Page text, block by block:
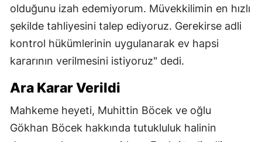
olduğunu izah edemiyorum. Müvekkilimin en hızlı
şekilde tahliyesini talep ediyoruz. Gerekirse adli
kontrol hükümlerinin uygulanarak ev hapsi
kararının verilmesini istiyoruz" dedi.
Ara Karar Verildi
Mahkeme heyeti, Muhittin Böcek ve oğlu
Gökhan Böcek hakkında tutukluluk halinin